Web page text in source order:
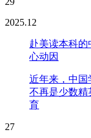
2025.12
赴美读本科
心动因
近年来，中国
不再是少数精
育
27